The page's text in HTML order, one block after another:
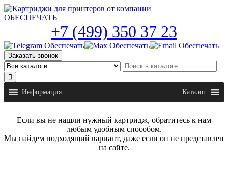
Skip
to
+7 (499) 350 37 23
Заказать звонок
Информация Каталог
Если вы не нашли нужный картридж, обратитесь к нам
любым удобным способом.
Мы найдем подходящий вариант, даже если он не представлен
на сайте.